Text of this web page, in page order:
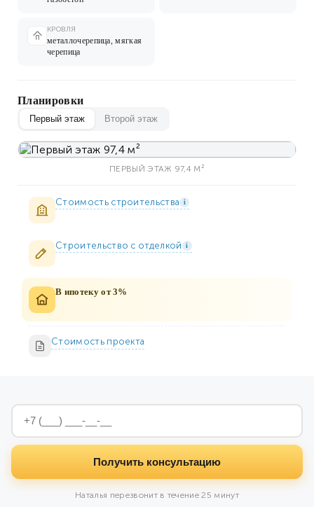
КРОВЛЯ
металлочерепица, мягкая
черепица
Планировки
Первый этаж Второй этаж
ПЕРВЫЙ ЭТАЖ 97,4 М²
Стоимость строительства i
Строительство c отделкой i
В ипотеку от 3%
Стоимость проекта
Получить консультацию
Наталья перезвонит в течение 25 минут